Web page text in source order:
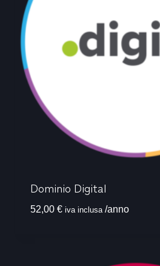
Dominio Digital
52,00 € iva inclusa /anno